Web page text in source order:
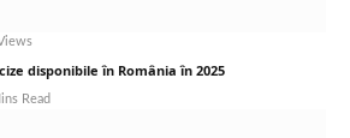
disponibile în România în 2025
Read